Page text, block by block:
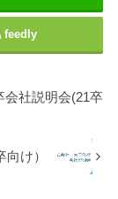
feedly
社説明会(21卒
け）